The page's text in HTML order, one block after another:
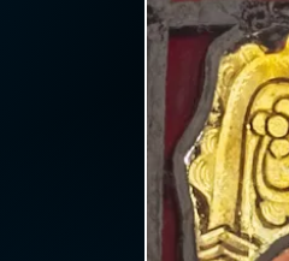
L'Évangile chaque
Les premiers
du mois
Marie qui défait les